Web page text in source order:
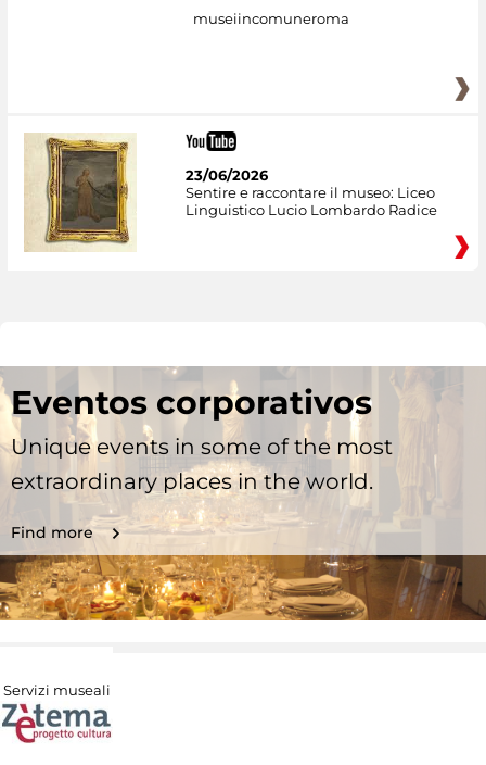
museiincomuneroma
23/06/2026
Sentire e raccontare il museo: Liceo
Linguistico Lucio Lombardo Radice
Eventos corporativos
Unique events in some of the most
extraordinary places in the world.
Find more
Servizi museali